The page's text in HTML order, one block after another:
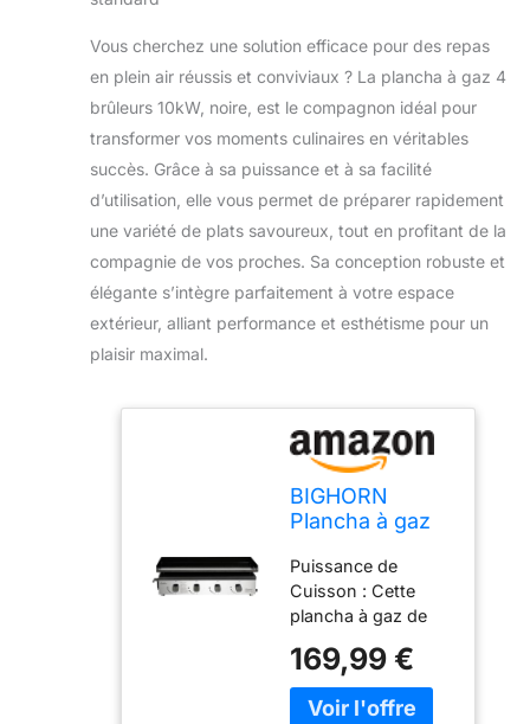
Vous cherchez une solution efficace pour des repas
en plein air réussis et conviviaux ? La plancha à gaz 4
brûleurs 10kW, noire, est le compagnon idéal pour
transformer vos moments culinaires en véritables
succès. Grâce à sa puissance et à sa facilité
d’utilisation, elle vous permet de préparer rapidement
une variété de plats savoureux, tout en profitant de la
compagnie de vos proches. Sa conception robuste et
élégante s’intègre parfaitement à votre espace
extérieur, alliant performance et esthétisme pour un
plaisir maximal.
BIGHORN
Plancha à gaz
surface de
cuisson avec 4
brûleurs
individuels，
Plancha
portable et
Puissance de
Cuisson : Cette
plancha à gaz de
offre une puissance
de cuisson totale
de 10 kW, répartie
169,99 €